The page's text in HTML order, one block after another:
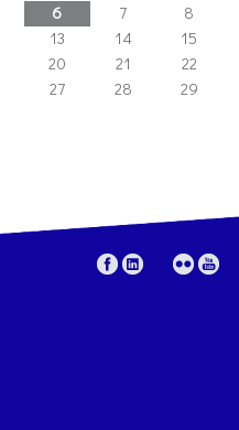
6 7
8
13 14
15
20 21
22
27 28
29